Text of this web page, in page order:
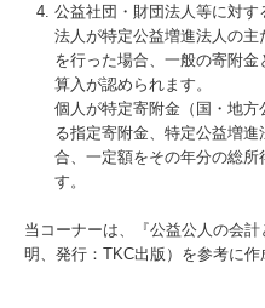
公益社団・財団法人等に対す
法人が特定公益増進法人の
を行った場合、一般の寄附
算入が認められます。
個人が特定寄附金（国・地方
る指定寄附金、特定公益増
合、一定額をその年分の総所
す。
当コーナーは、『公益公人の会
明、発行：TKC出版）を参考に作